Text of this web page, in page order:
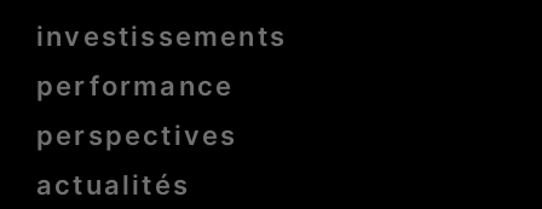
Menu
bold
investissements
performance
perspectives
actualités